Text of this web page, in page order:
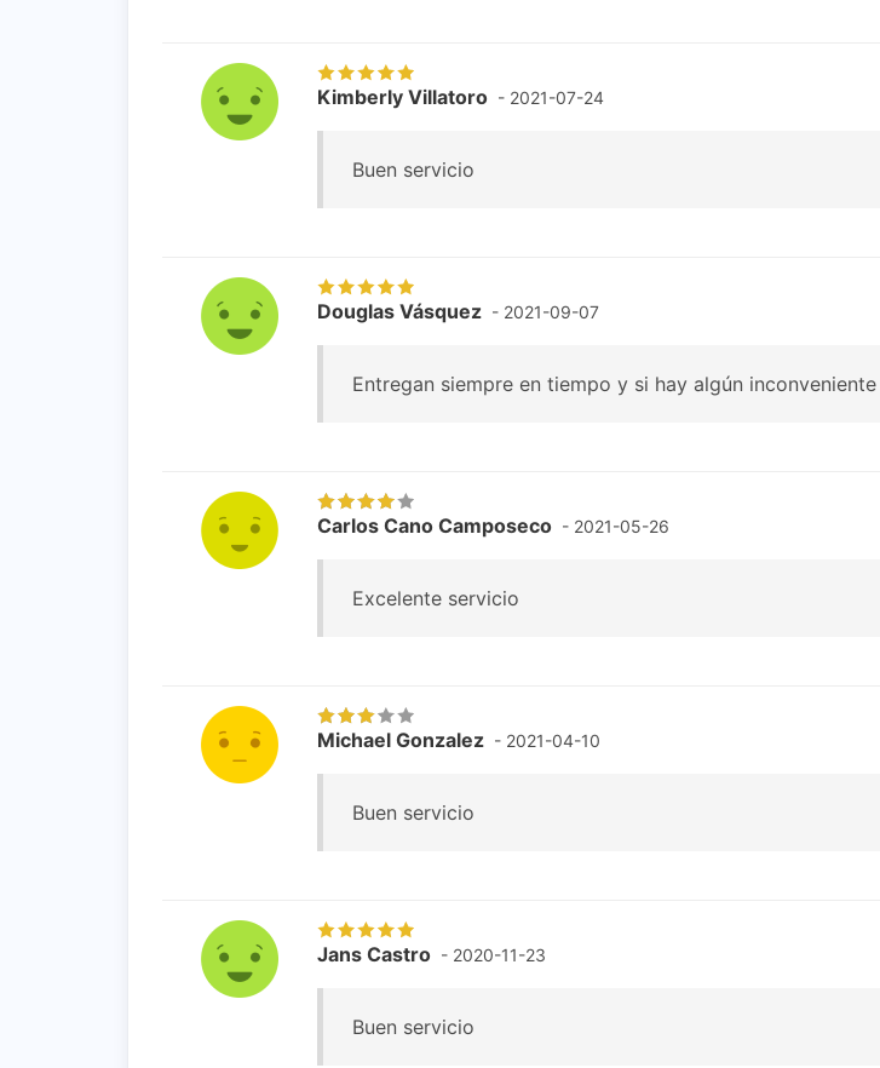
Kimberly Villatoro - 2021-07-24
Buen servicio
Douglas Vásquez - 2021-09-07
Entregan siempre en tiempo y si hay algún
Carlos Cano Camposeco - 2021-05-26
Excelente servicio
Michael Gonzalez - 2021-04-10
Buen servicio
Jans Castro - 2020-11-23
Buen servicio